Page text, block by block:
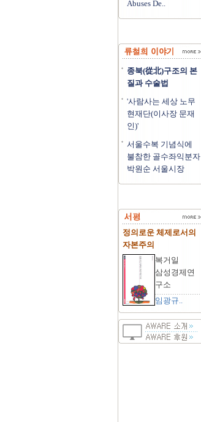
Abuses De..
종북(從北)구조의 본
질과 수술법
'사람사는 세상 노무
현재단(이사장 문재
인)'
서울수복 기념식에
불참한 골수좌익분자
박원순 서울시장
정의로운 체제로서의
자본주의
복거일
삼성경제연
구소
임광규..